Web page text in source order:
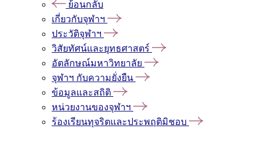
ย้อนกลับ
เกี่ยวกับจุฬาฯ
ประวัติจุฬาฯ
วิสัยทัศน์และยุทธศาสตร์
อัตลักษณ์มหาวิทยาลัย
จุฬาฯ กับความยั่งยืน
ข้อมูลและสถิติ
หน่วยงานของจุฬาฯ
ร้องเรียนทุจริตและประพฤติมิชอบ